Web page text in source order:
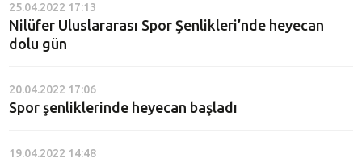
25.04.2022 17:13
Nilüfer Uluslararası Spor Şenlikleri’nde heyecan
dolu gün
20.04.2022 17:06
Spor şenliklerinde heyecan başladı
19.04.2022 14:48